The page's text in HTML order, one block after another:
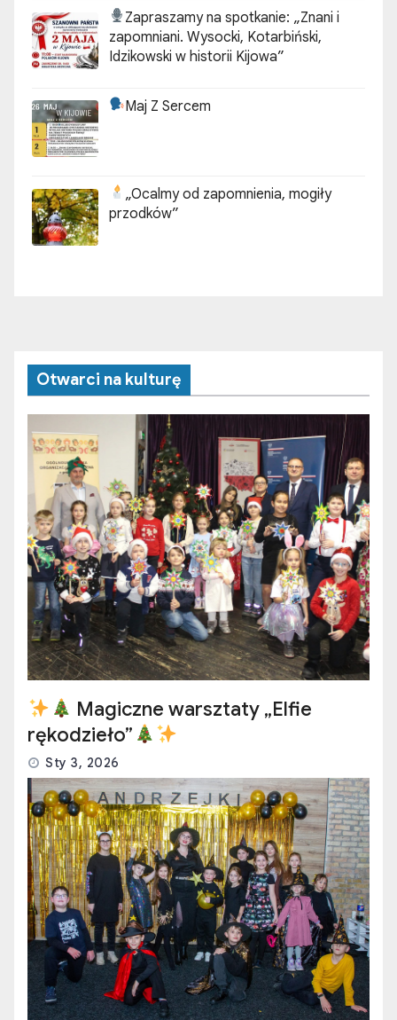
Zapraszamy na spotkanie: „Znani i
zapomniani. Wysocki, Kotarbiński,
Idzikowski w historii Kijowa”
Maj Z Sercem
„Ocalmy od zapomnienia, mogiły
przodków”
Otwarci na kulturę
Magiczne warsztaty „Elfie
rękodzieło”
Sty 3, 2026